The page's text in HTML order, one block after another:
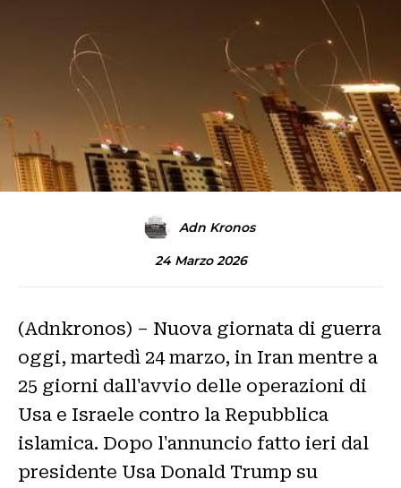
Adn Kronos
24 Marzo 2026
(Adnkronos) – Nuova giornata di guerra
oggi, martedì 24 marzo, in Iran mentre a
25 giorni dall'avvio delle operazioni di
Usa e Israele contro la Repubblica
islamica. Dopo l'annuncio fatto ieri dal
presidente Usa Donald Trump su